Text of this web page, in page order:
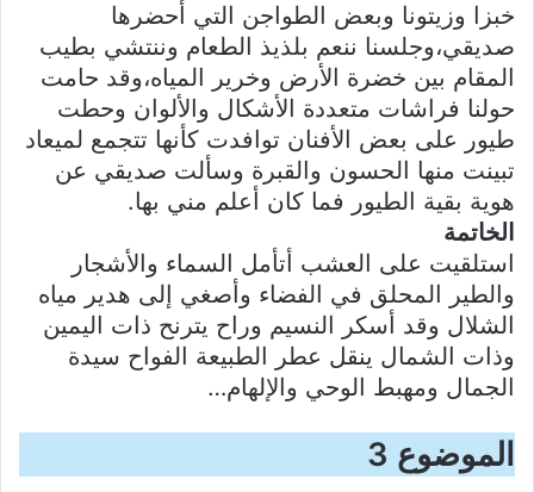
خبزا وزيتونا وبعض الطواجن التي أحضرها
صديقي،وجلسنا ننعم بلذيذ الطعام وننتشي بطيب
المقام بين خضرة الأرض وخرير المياه،وقد حامت
حولنا فراشات متعددة الأشكال والألوان وحطت
طيور على بعض الأفنان توافدت كأنها تتجمع لميعاد
تبينت منها الحسون والقبرة وسألت صديقي عن
هوية بقية الطيور فما كان أعلم مني بها.
الخاتمة
استلقيت على العشب أتأمل السماء والأشجار
والطير المحلق في الفضاء وأصغي إلى هدير مياه
الشلال وقد أسكر النسيم وراح يترنح ذات اليمين
وذات الشمال ينقل عطر الطبيعة الفواح سيدة
الجمال ومهبط الوحي والإلهام…
الموضوع 3